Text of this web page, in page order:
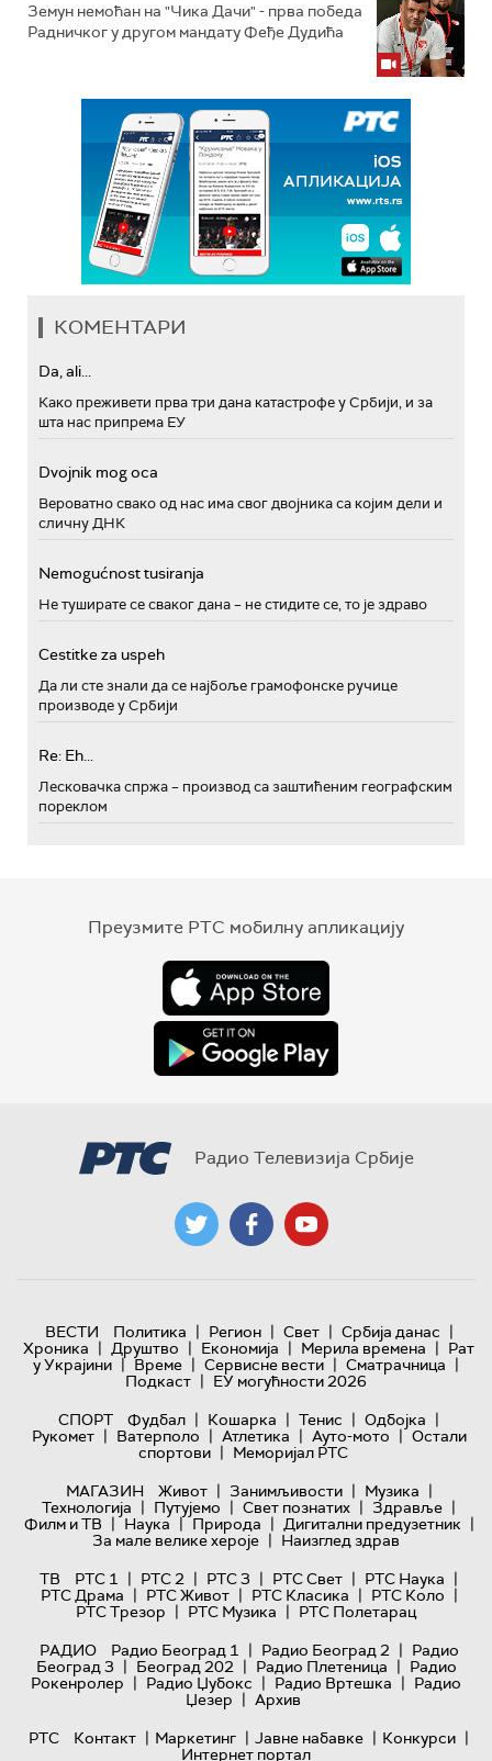
Земун немоћан на "Чика Дачи" - прва победа
Радничког у другом мандату Феђе Дудића
КОМЕНТАРИ
Da, ali...
Како преживети прва три дана катастрофе у Србији, и за
шта нас припрема ЕУ
Dvojnik mog oca
Вероватно свако од нас има свог двојника са којим дели и
сличну ДНК
Nemogućnost tusiranja
Не туширате се сваког дана – не стидите се, то је здраво
Cestitke za uspeh
Да ли сте знали да се најбоље грамофонске ручице
производе у Србији
Re: Eh...
Лесковачка спржа – производ са заштићеним географским
пореклом
Преузмите РТС мобилну апликацију
Радио Телевизија Србије
ВЕСТИ Политика | Регион | Свет | Србија данас |
Хроника | Друштво | Економија | Мерила времена | Рат
у Украјини | Време | Сервисне вести | Сматрачница |
Подкаст | ЕУ могућности 2026
СПОРТ
Фудбал | Кошарка | Тенис | Одбојка |
Рукомет | Ватерполо | Атлетика | Ауто-мото | Остали
спортови | Меморијал РТС
МАГАЗИН
Живот | Занимљивости | Музика |
Технологијa | Путујемо | Свет познатих | Здравље |
Филм и ТВ | Наука | Природа | Дигитални предузетник |
За мале велике хероје | Наизглед здрав
ТВ
РТС 1 | РТС 2 | РТС 3 | РТС Свет | РТС Наука |
РТС Драма | РТС Живот | РТС Класика | РТС Коло |
РТС Трезор | РТС Музика | РТС Полетарац
РАДИО
Радио Београд 1 | Радио Београд 2 | Радио
Београд 3 | Београд 202 | Радио Плетеница | Радио
Рокенролер | Радио Џубокс | Радио Вртешка | Радио
Џезер | Архив
РТС
Контакт | Маркетинг | Јавне набавке | Конкурси |
Интернет портал